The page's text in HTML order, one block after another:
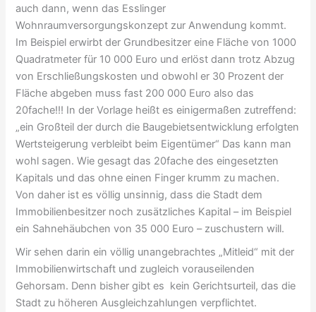
auch dann, wenn das Esslinger
Wohnraumversorgungskonzept zur Anwendung kommt.
Im Beispiel erwirbt der Grundbesitzer eine Fläche von 1000
Quadratmeter für 10 000 Euro und erlöst dann trotz Abzug
von Erschließungskosten und obwohl er 30 Prozent der
Fläche abgeben muss fast 200 000 Euro also das
20fache!!! In der Vorlage heißt es einigermaßen zutreffend:
„ein Großteil der durch die Baugebietsentwicklung erfolgten
Wertsteigerung verbleibt beim Eigentümer“ Das kann man
wohl sagen. Wie gesagt das 20fache des eingesetzten
Kapitals und das ohne einen Finger krumm zu machen.
Von daher ist es völlig unsinnig, dass die Stadt dem
Immobilienbesitzer noch zusätzliches Kapital – im Beispiel
ein Sahnehäubchen von 35 000 Euro – zuschustern will.
Wir sehen darin ein völlig unangebrachtes „Mitleid“ mit der
Immobilienwirtschaft und zugleich vorauseilenden
Gehorsam. Denn bisher gibt es kein Gerichtsurteil, das die
Stadt zu höheren Ausgleichzahlungen verpflichtet.